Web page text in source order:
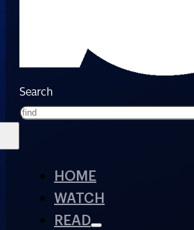
Search
HOME
WATCH
READ